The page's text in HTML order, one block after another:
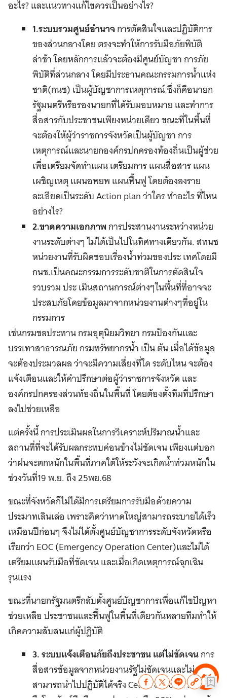
อะไร? และแนวทางแก้ไขควรเป็นอย่างไร?
1.ระบบรวมศูนย์อำนาจการตัดสินใจและปฏิบัติการ
ของส่วนกลางโดย ตรงจะทำให้การรับมือภัยพิบัติ
ล่าช้า โดยหลักการแล้วจะต้องมีศูนย์บัญชา การภัย
พิบัติที่ส่วนกลาง โดยมีประธานคณะกรรมการน้ำแห่ง
ชาติ(กนช) เป็นผู้บัญชาการเหตุการณ์ ซึ่งก็คือนายก
รัฐมนตรีหรือรองนายกที่ได้รับมอบหมาย และทำการ
สื่อสารกับประชาชนเพียงหน่วยเดียว ขณะที่ในพื้นที่
จะต้องให้ผู้ว่าราชการจังหวัดเป็นผู้บัญชา การ
เหตุการณ์และนายกองค์กรปกครองท้องถิ่นเป็นผู้ช่วย
เพื่อเตรียมจัดทำแผน เตรียมการ แผนสื่อสาร แผน
เผชิญเหตุ แผนอพยพ แผนฟื้นฟู โดยต้องลงราย
ละเอียดเป็นระดับ Action plan ว่าใคร ทำอะไร ที่ไหน
อย่างไร?
2.ขาดความเอกภาพการประสานงานระหว่างหน่วย
งานระดับต่างๆ ไม่ได้เป็นไปในทิศทางเดียวกัน. สทนช
หน่วยงานที่รับผิดชอบเรื่องน้ำท่วมของประ เทศโดยมี
กนช.เป็นคณะกรรมการระดับชาติในการตัดสินใจ
รวบรวม ประ เมินสถานการณ์ต่างๆในพื้นที่ที่อาจจะ
ประสบภัยโดยข้อมูลมาจากหน่วยงานต่างๆที่อยู่ใน
กรรมการ
เช่นกรมชลประทาน กรมอุตุนิยมวิทยา กรมป้องกันและ
บรรเทาสาธารณภัย กรมทรัพยากรน้ำ เป็น ต้น เมื่อได้ข้อมูล
จะต้องประมวลผล ว่าจะมีความเสี่ยงที่ใด ระดับไหน จะต้อง
แจ้งเตือนและให้คำปรึกษาต่อผู้ว่าราชการจังหวัด และ
องค์กรปกครองส่วนท้องถิ่นในพื้นที่ โดยต้องตั้งทีมที่ปรึกษา
ลงไปช่วยเหลือ
แต่ครั้งนี้ การประเมินผลในการวิเคราะห์ปริมาณน้ำและ
สถานที่ที่จะได้รับผลกระทบค่อนข้างไม่ชัดเจน เพียงแต่บอก
ว่าฝนจะตกหนักในพื้นที่ภาคใต้ให้ระวังจะเกิดน้ำท่วมหนักใน
ช่วงวันที่19 พ.ย. ถึง 25พย.68
ขณะที่จังหวัดก็ไม่ได้มีการเตรียมการรับมือด้วยความ
ประมาทเลินเล่อ เพราะคิดว่าหาดใหญ่สามารถระบายได้เร็ว
เหมือนปีก่อนๆ จึงไม่ได้ตั้งศูนย์บัญชาการระดับจังหวัดหรือ
เรียกว่า EOC (Emergency Operation Center)และไม่ได้
เตรียมแผนรับมือที่ชัดเจน และเมื่อเกิดเหตุการณ์ฉุกเฉิน
รุนแรง
ขณะที่นายกรัฐมนตรีกลับตั้งศูนย์บัญชาการเพื่อแก้ไขปัญหา
ช่วยเหลือ ประชาชนและฟื้นฟูในพื้นที่เดียวกันหลายทีมทำให้
เกิดความสับสนแก่ผู้ปฏิบัติ
3. ระบบแจ้งเตือนภัยถึงประชาชน แต่ไม่ชัดเจนการ
สื่อสารข้อมูลจากหน่วยงานรัฐไม่ชัดเจนและไม่
สามารถนำไปปฏิบัติได้จริง Cell Broadcast ทำงาน